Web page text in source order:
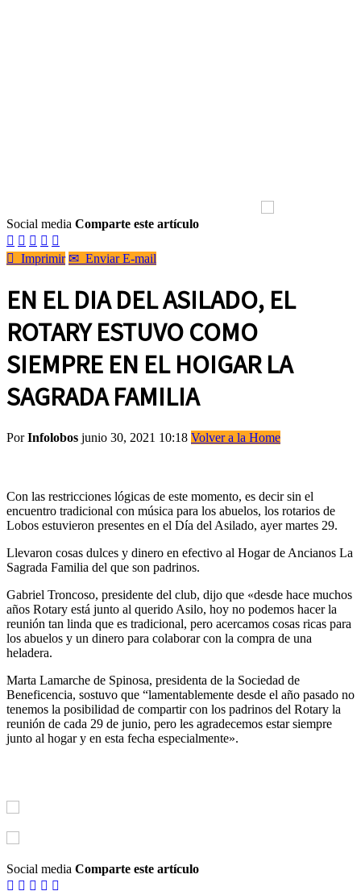
Social media Comparte este artículo
    
 Imprimir ✉ Enviar E-mail
EN EL DIA DEL ASILADO, EL
ROTARY ESTUVO COMO
SIEMPRE EN EL HOIGAR LA
SAGRADA FAMILIA
PorInfolobos junio 30, 2021 10:18 Volver a la Home
Con las restricciones lógicas de este momento, es decir sin el
encuentro tradicional con música para los abuelos, los rotarios de
Lobos estuvieron presentes en el Día del Asilado, ayer martes 29.
Llevaron cosas dulces y dinero en efectivo al Hogar de Ancianos La
Sagrada Familia del que son padrinos.
Gabriel Troncoso, presidente del club, dijo que «desde hace muchos
años Rotary está junto al querido Asilo, hoy no podemos hacer la
reunión tan linda que es tradicional, pero acercamos cosas ricas para
los abuelos y un dinero para colaborar con la compra de una
heladera.
Marta Lamarche de Spinosa, presidenta de la Sociedad de
Beneficencia, sostuvo que “lamentablemente desde el año pasado no
tenemos la posibilidad de compartir con los padrinos del Rotary la
reunión de cada 29 de junio, pero les agradecemos estar siempre
junto al hogar y en esta fecha especialmente».
Social media Comparte este artículo
    